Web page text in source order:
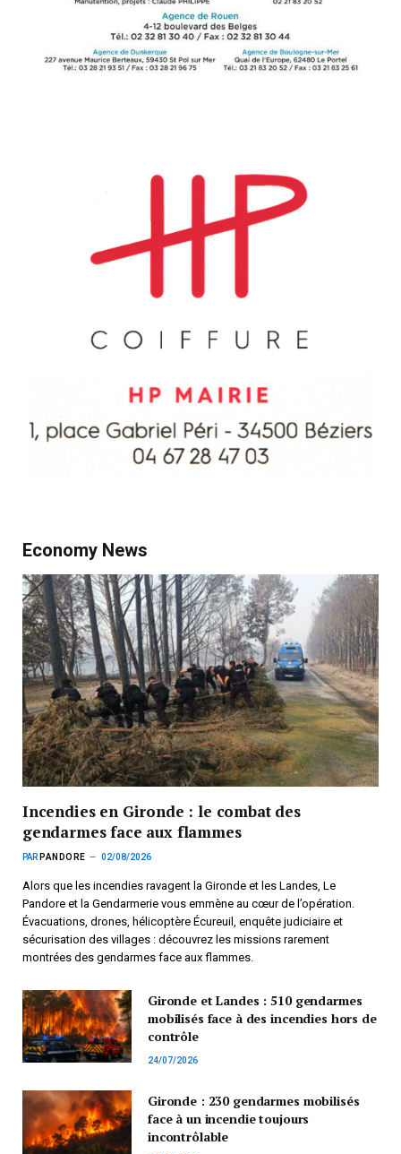
Economy News
Incendies en Gironde : le combat des
gendarmes face aux flammes
PAR PANDORE 02/08/2026
Alors que les incendies ravagent la Gironde et les Landes, Le
Pandore et la Gendarmerie vous emmène au cœur de l’opération.
Évacuations, drones, hélicoptère Écureuil, enquête judiciaire et
sécurisation des villages : découvrez les missions rarement
montrées des gendarmes face aux flammes.
Gironde et Landes : 510 gendarmes
mobilisés face à des incendies hors de
contrôle
24/07/2026
Gironde : 230 gendarmes mobilisés
face à un incendie toujours
incontrôlable